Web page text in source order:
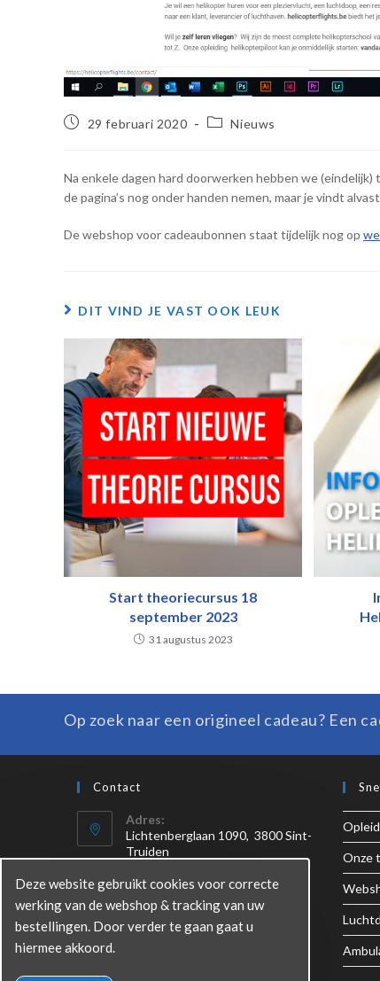
29 februari 2020 Nieuws
Na enkele dagen hard doorwerken hebben we
de pagina’s nog onder handen nemen, maar je vindt
De webshop voor cadeaubonnen staat tijdelijk nog op
DIT VIND JE VAST OOK LEUK
Start theoriecursus 18
september 2023
31 augustus 2023
Op zoek naar een origineel cadeau? Een
Contact
Adres:
Lichtenberglaan 1090, 3800 Sint-
Truiden
Tel:
+32 (0)3/613.21.00
Onze
Deze website gebruikt cookies voor correcte
werking van de webshop & tracking van uw
bestellingen. Door verder te gaan gaat u
hiermee akkoord.